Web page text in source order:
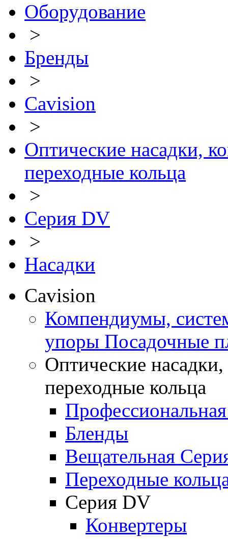
Оборудование
>
Бренды
>
Cavision
>
Оптические насадки,
переходные кольца
>
Серия DV
>
Насадки
Cavision
Компендиумы,
упоры Посадочные
Оптические
переходные кольца
Бленды
Вещательная
Переходные
Серия DV
Конвертеры